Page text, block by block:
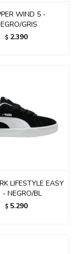
WIND 5 -
GRIS
$ 2.390
LIFESTYLE EASY
- NEGRO/BL
$ 5.290